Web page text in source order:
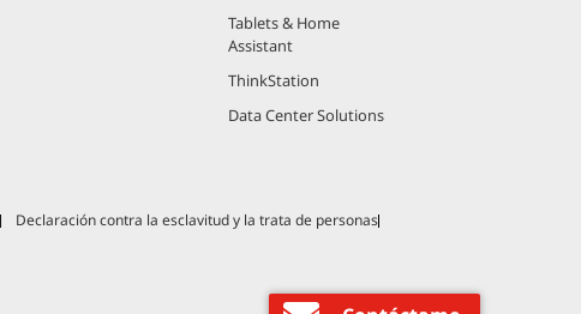
Tablets & Home
Assistant
ThinkStation
Data Center Solutions
Declaración contra la esclavitud y la trata de personas